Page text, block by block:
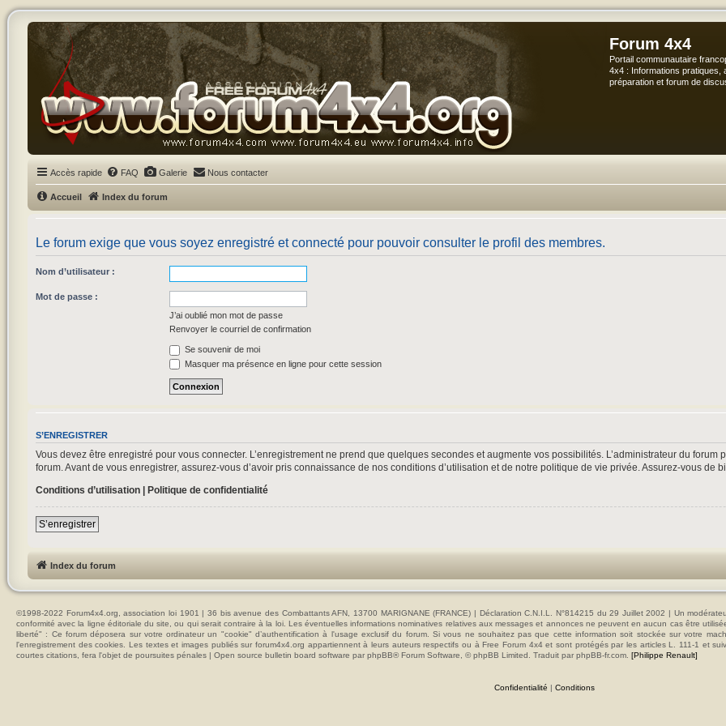
Forum 4x4
Portail communautaire
4x4 : Informations pratiques,
préparation et forum de
Accès rapide FAQ Galerie Nous contacter
Accueil Index du forum
Le forum exige que vous soyez enregistré et connecté pour pouvoir consulter le profil des membres.
Nom d’utilisateur :
Mot de passe :
J’ai oublié mon mot de passe
Renvoyer le courriel de confirmation
Se souvenir de moi
Masquer ma présence en ligne pour cette session
S’ENREGISTRER
Vous devez être enregistré pour vous connecter. L’enregistrement ne prend que quelques secondes et augmente vos possibilités. L’administrateur du
forum. Avant de vous enregistrer, assurez-vous d’avoir pris connaissance de nos conditions d’utilisation et de notre politique de vie privée. Assurez-vous de
Conditions d’utilisation| Politique de confidentialité
S’enregistrer
Index du forum
©1998-2022 Forum4x4.org, association loi 1901 | 36 bis avenue des Combattants AFN, 13700 MARIGNANE (FRANCE) | Déclaration C.N.I.L. N°814215 du 29 Juillet 2002 | Un
conformité avec la ligne éditoriale du site, ou qui serait contraire à la loi. Les éventuelles informations nominatives relatives aux messages et annonces ne peuvent en aucun cas être
liberté" : Ce forum déposera sur votre ordinateur un "cookie" d’authentification à l'usage exclusif du forum. Si vous ne souhaitez pas que cette information soit stockée sur votre
l'enregistrement des cookies. Les textes et images publiés sur forum4x4.org appartiennent à leurs auteurs respectifs ou à Free Forum 4x4 et sont protégés par les articles L. 111-1 et
courtes citations, fera l'objet de poursuites pénales | Open source bulletin board software par phpBB® Forum Software, © phpBB Limited. Traduit par phpBB-fr.com. [Philippe Renault]
Confidentialité | Conditions